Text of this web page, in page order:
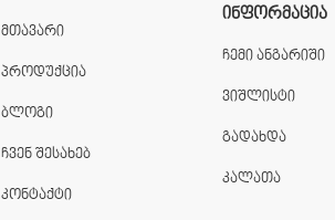
მთავარი
პროდუქცია
ბლოგი
ჩვენ შესახებ
კონტაქტი
ᲘᲜᲤᲝᲠᲛᲐᲪᲘᲐ
ჩემი ანგარიში
ვიშლისტი
გადახდა
კალათა